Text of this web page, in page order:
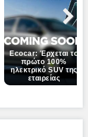
Ecocar: Έρχεται το
πρώτο 100%
ηλεκτρικό SUV της
εταιρείας
Next